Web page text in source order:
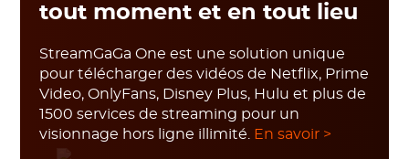
tout moment et en tout lieu
StreamGaGa One est une solution unique
pour télécharger des vidéos de Netflix, Prime
Video, OnlyFans, Disney Plus, Hulu et plus de
1500 services de streaming pour un
visionnage hors ligne illimité.
En savoir >